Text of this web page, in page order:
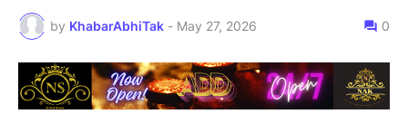
by KhabarAbhiTak - May 27, 2026 0